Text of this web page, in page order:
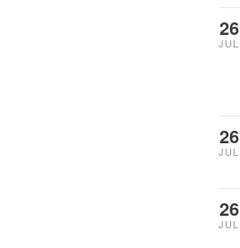
26
JUL
26
JUL
26
JUL